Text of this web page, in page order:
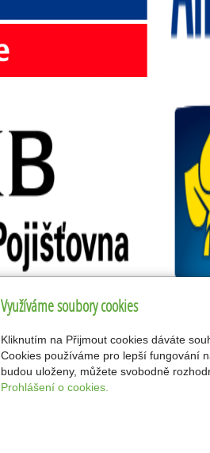
Využíváme soubory cookies
Kliknutím na Přijmout cookies dáváte
Cookies používáme pro lepší fungování
budou uloženy, můžete svobodně
Prohlášení o cookies.